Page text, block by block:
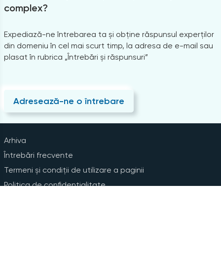
complex?
Expediază-ne întrebarea ta și obține răspunsul experților
din domeniu în cel mai scurt timp, la adresa de e-mail sau
plasat în rubrica „Întrebări și răspunsuri”
Adresează-ne o întrebare
Arhiva
Întrebări frecvente
Termeni și condiții de utilizare a paginii
Politica de confidențialitate